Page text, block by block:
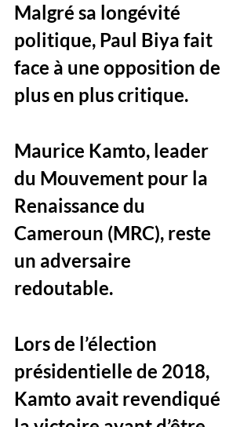
Malgré sa longévité
politique, Paul Biya fait
face à une opposition de
plus en plus critique.
Maurice Kamto, leader
du Mouvement pour la
Renaissance du
Cameroun (MRC), reste
un adversaire
redoutable.
Lors de l’élection
présidentielle de 2018,
Kamto avait revendiqué